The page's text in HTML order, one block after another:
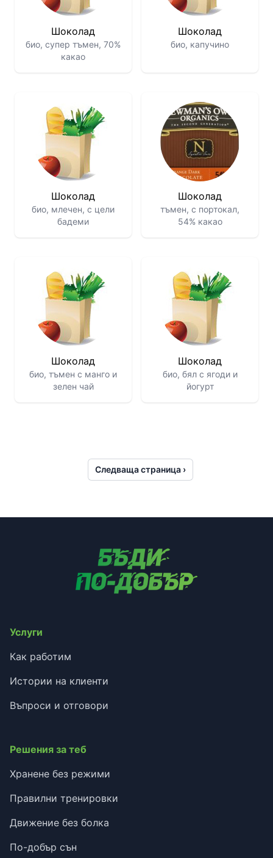
Шоколад
био, супер тъмен, 70%
какао
Шоколад
био, капучино
Шоколад
био, млечен, с цели
бадеми
Шоколад
тъмен, с портокал,
54% какао
Шоколад
био, тъмен с манго и
зелен чай
Шоколад
био, бял с ягоди и
йогурт
Следваща страница ›
Услуги
Как работим
Истории на клиенти
Въпроси и отговори
Решения за теб
Хранене без режими
Правилни тренировки
Движение без болка
По-добър сън